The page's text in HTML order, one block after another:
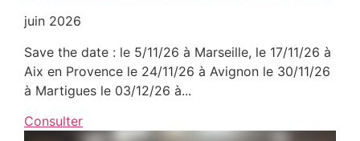
juin 2026
Save the date : le 5/11/26 à Marseille, le 17/11/26 à
Aix en Provence le 24/11/26 à Avignon le 30/11/26
à Martigues le 03/12/26 à...
Consulter